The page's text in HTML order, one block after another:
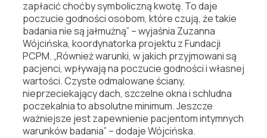
zapłacić choćby symboliczną kwotę. To daje
poczucie godności osobom, które czują, że takie
badania nie są jałmużną” – wyjaśnia Zuzanna
Wójcińska, koordynatorka projektu z Fundacji
PCPM. „Również warunki, w jakich przyjmowani są
pacjenci, wpływają na poczucie godności i własnej
wartości. Czyste odmalowane ściany,
nieprzeciekający dach, szczelne okna i schludna
poczekalnia to absolutne minimum. Jeszcze
ważniejsze jest zapewnienie pacjentom intymnych
warunków badania” – dodaje Wójcińska.